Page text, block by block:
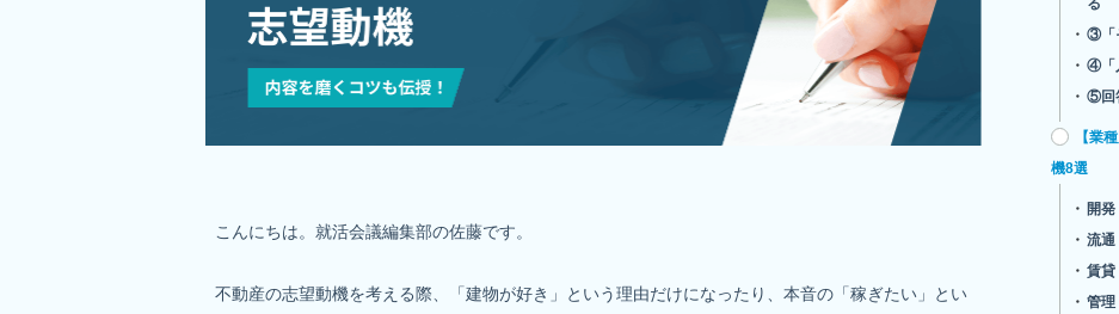
こんにちは。就活会議編集部の佐藤です。
不動産の志望動機を考える際、「建物が好き」という理由だけになったり、本音の「稼ぎたい」とい
③「
④「
⑤回
【業
機8選
開
流通
賃貸
管理